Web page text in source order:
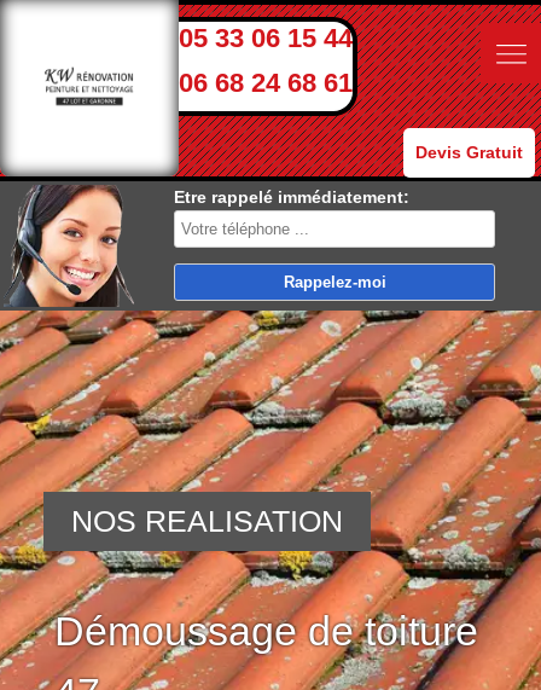
05 33 06 15 44
06 68 24 68 61
Devis Gratuit
Etre rappelé immédiatement:
Démoussage de toiture
NOS REALISATION